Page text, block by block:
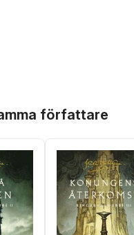
författare